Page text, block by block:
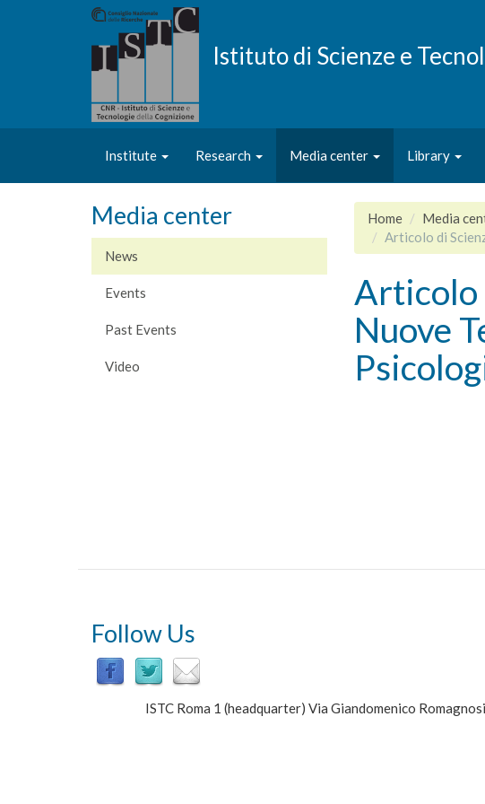
Istituto di Scienze e
Institute Research Media center Library
Media center
News
Events
Past Events
Video
Home
Media
Articolo di
Articolo
Nuove
Follow Us
ISTC Roma 1 (headquarter) Via Giandomenico